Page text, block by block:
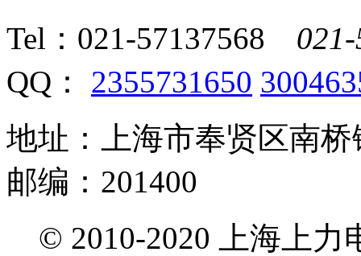
Tel： 021-57137568
QQ： 2355731650
地址：上海市奉贤区南
邮编：201400
© 2010-2020 上海上